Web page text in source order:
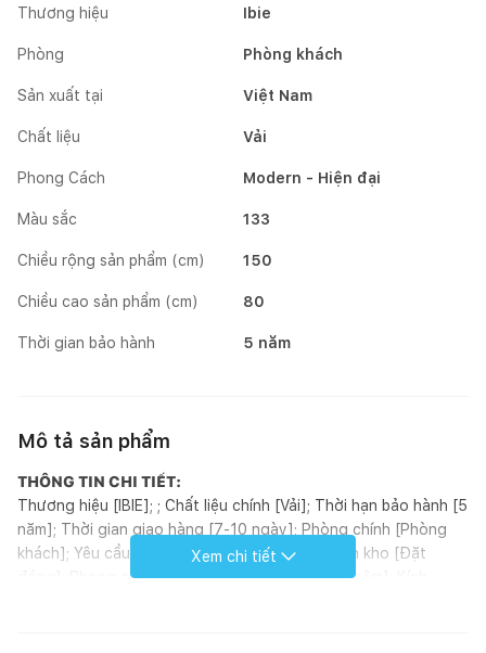
Thương hiệu Ibie
Phòng Phòng khách
Sản xuất tại Việt Nam
Chất liệu Vải
Phong Cách Modern - Hiện đại
Màu sắc 133
Chiều rộng sản phẩm (cm) 150
Chiều cao sản phẩm (cm) 80
Thời gian bảo hành 5 năm
Mô tả sản phẩm
THÔNG TIN CHI TIẾT:
Thương hiệu [IBIE]; ; Chất liệu chính [Vải]; Thời hạn bảo hành [5
năm]; Thời gian giao hàng [7-10 ngày]; Phòng chính [Phòng
khách]; Yêu cầu lắp đặt [Không]; Tình trạng tồn kho [Đặt
đóng]; Phong cách [Modern]; Hoàn thiện [Bọc nệm]; Kích
Xem chi tiết